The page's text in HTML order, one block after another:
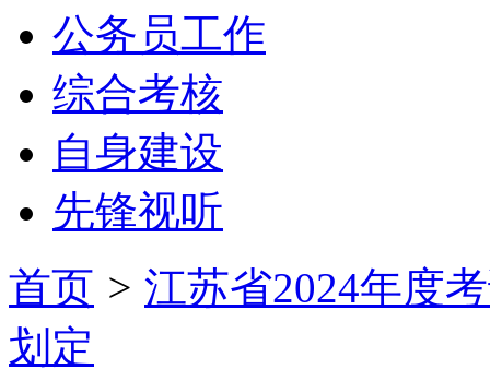
公务员工作
综合考核
自身建设
先锋视听
首页 > 江苏省2024年度
划定